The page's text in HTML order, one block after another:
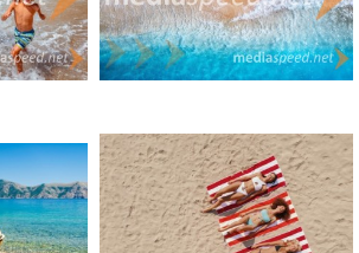
kamor se mnogi radi vračajo. Ne le
zaradi posebnega občutka, ki ga
kulinarika in način življenja. Kolikor
otoki so Kreta, Rodos, Zakintos, Krf in
Kreta očara s svojo raznolikostjo in
z znamenitimi zalivi, Rodos s
Krf z zeleno pokrajino, Kos pa s prijetno
in dogajanja ... ter cvetja.